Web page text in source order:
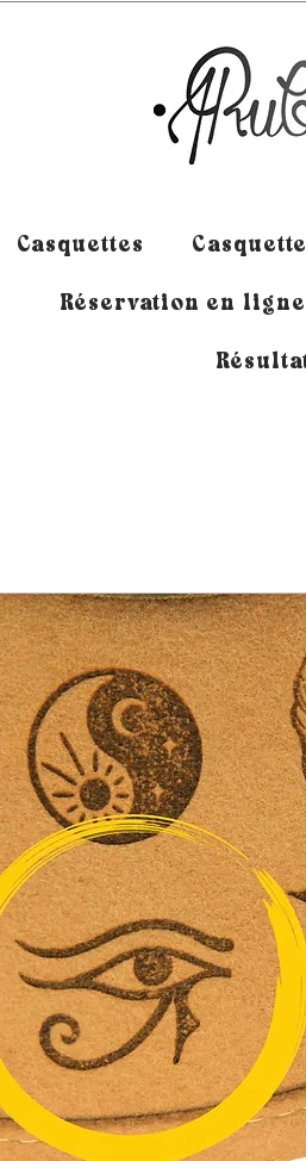
Casquettes
Réservation en ligne